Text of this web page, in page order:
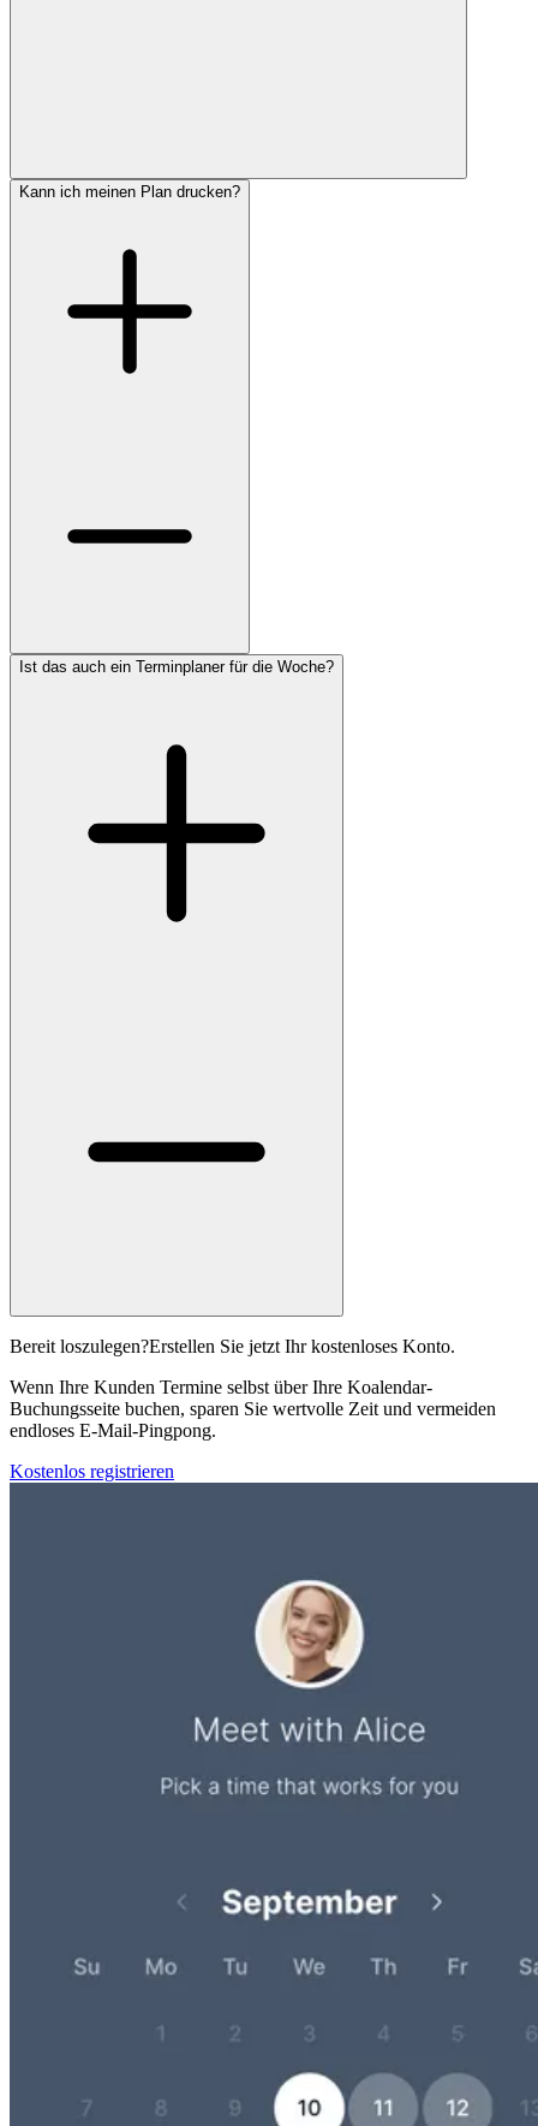
Kann ich meinen Plan drucken?
Ist das auch ein Terminplaner für die Woche?
Bereit loszulegen?Erstellen Sie jetzt Ihr kostenloses Konto.
Wenn Ihre Kunden Termine selbst über Ihre Koalendar-
Buchungsseite buchen, sparen Sie wertvolle Zeit und vermeiden
endloses E-Mail-Pingpong.
Kostenlos registrieren